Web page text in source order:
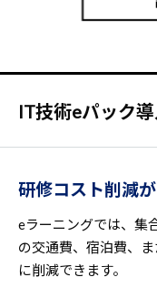
IT技術eパック
研修コスト削減
eラーニングでは、集
の交通費、宿泊費、
に削減できます。